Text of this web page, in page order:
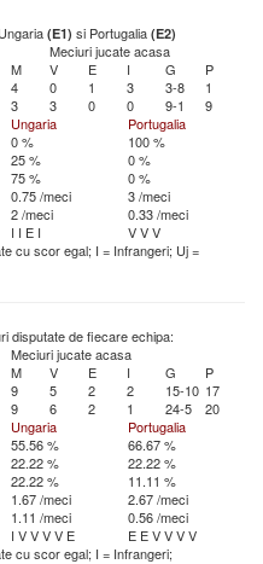
(E1) si Portugalia (E2)
Meciuri jucate acasa
M V E I G
P
4 0 1 3 3-8
1
3 3 0 0 9-1
9
Ungaria
Portugalia
0 %
100 %
25 %
0 %
75 %
0 %
0.75 /meci
3 /meci
2 /meci
0.33 /meci
I I E I VVV
cu scor egal; I = Infrangeri; Uj =
disputate de fiecare echipa:
Meciuri jucate acasa
M V E I G
P
9 5 2 2 15-10 17
9 6 2 1 24-5
20
Ungaria
Portugalia
55.56 %
66.67 %
22.22 %
22.22 %
22.22 %
11.11 %
1.67 /meci
2.67 /meci
1.11 /meci
0.56 /meci
I VVVV E E EVVVV
cu scor egal; I = Infrangeri;